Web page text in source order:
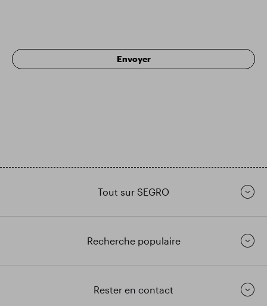
Tout sur SEGRO
Recherche populaire
Rester en contact